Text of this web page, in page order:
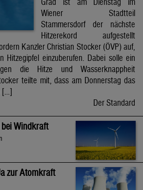
Wiener Stadtteil
Stammersdorf der nächste
Hitzerekord aufgestellt
Kanzler Christian Stocker (ÖVP) auf,
Hitzegipfel einzuberufen. Dabei solle ein
die Hitze und Wasserknappheit
teilte mit, dass am Donnerstag das
[…]
Der Standard
Windkraft
zur Atomkraft